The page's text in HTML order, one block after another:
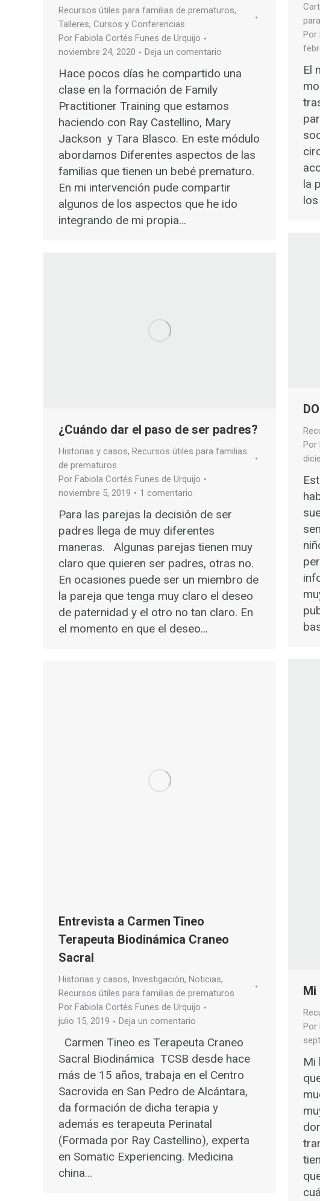
Por
El
la
Recursos útiles para familias de prematuros,
Talleres, Cursos y Conferencias
Por Fabiola Cortés Funes de Urquijo
noviembre 24, 2020
Deja un comentario
Hace pocos días he compartido una
clase en la formación de Family
Practitioner Training que estamos
haciendo con Ray Castellino, Mary
Jackson y Tara Blasco. En este módulo
abordamos Diferentes aspectos de las
familias que tienen un bebé prematuro.
En mi intervención pude compartir
algunos de los aspectos que he ido
integrando de mi propia…
Por
¿Cuándo dar el paso de ser padres?
Historias y casos, Recursos útiles para familias
de prematuros
Por Fabiola Cortés Funes de Urquijo
noviembre 5, 2019
1 comentario
Para las parejas la decisión de ser
padres llega de muy diferentes
maneras. Algunas parejas tienen muy
claro que quieren ser padres, otras no.
En ocasiones puede ser un miembro de
la pareja que tenga muy claro el deseo
de paternidad y el otro no tan claro. En
el momento en que el deseo…
Mi
Por
Mi
Entrevista a Carmen Tineo
Terapeuta Biodinámica Craneo
Sacral
Historias y casos, Investigación, Noticias,
Recursos útiles para familias de prematuros
Por Fabiola Cortés Funes de Urquijo
julio 15, 2019
Deja un comentario
Carmen Tineo es Terapeuta Craneo
Sacral Biodinámica TCSB desde hace
más de 15 años, trabaja en el Centro
Sacrovida en San Pedro de Alcántara,
da formación de dicha terapia y
además es terapeuta Perinatal
(Formada por Ray Castellino), experta
en Somatic Experiencing. Medicina
china…